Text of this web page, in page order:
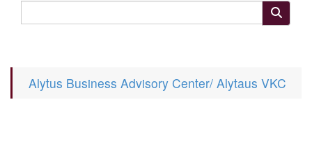
Alytus Business Advisory Center/ Alytaus VKC